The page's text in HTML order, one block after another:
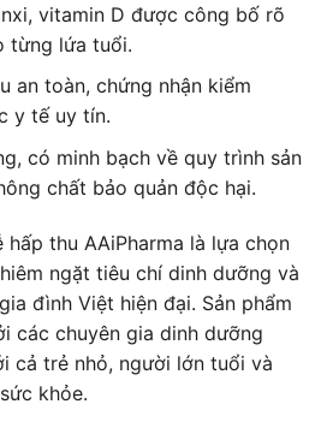
vitamin D được công bố rõ
từng lứa tuổi.
an toàn, chứng nhận kiểm
y tế uy tín.
có minh bạch về quy trình sản
chất bảo quản độc hại.
hấp thu AAiPharma là lựa chọn
ngặt tiêu chí dinh dưỡng và
đình Việt hiện đại. Sản phẩm
các chuyên gia dinh dưỡng
cả trẻ nhỏ, người lớn tuổi và
khỏe.